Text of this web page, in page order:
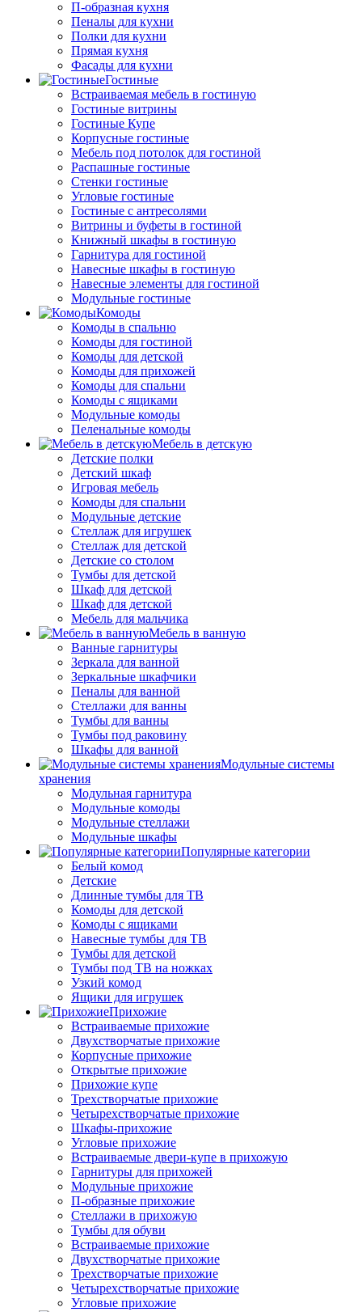
П-образная кухня
Пеналы для кухни
Полки для кухни
Прямая кухня
Фасады для кухни
Гостиные
Встраиваемая мебель в гостиную
Гостиные витрины
Гостиные Купе
Корпусные гостиные
Мебель под потолок для гостиной
Распашные гостиные
Стенки гостиные
Угловые гостиные
Гостиные с антресолями
Витрины и буфеты в гостиной
Книжный шкафы в гостиную
Гарнитура для гостиной
Навесные шкафы в гостиную
Навесные элементы для гостиной
Модульные гостиные
Комоды
Комоды в спальню
Комоды для гостиной
Комоды для детской
Комоды для прихожей
Комоды для спальни
Комоды с ящиками
Модульные комоды
Пеленальные комоды
Мебель в детскую
Детские полки
Детский шкаф
Игровая мебель
Комоды для спальни
Модульные детские
Стеллаж для игрушек
Стеллаж для детской
Детские со столом
Тумбы для детской
Шкаф для детской
Шкаф для детской
Мебель для мальчика
Мебель в ванную
Ванные гарнитуры
Зеркала для ванной
Зеркальные шкафчики
Пеналы для ванной
Стеллажи для ванны
Тумбы для ванны
Тумбы под раковину
Шкафы для ванной
Модульные системы
хранения
Модульная гарнитура
Модульные комоды
Модульные стеллажи
Модульные шкафы
Популярные категории
Белый комод
Детские
Длинные тумбы для ТВ
Комоды для детской
Комоды с ящиками
Навесные тумбы для ТВ
Тумбы для детской
Тумбы под ТВ на ножках
Узкий комод
Ящики для игрушек
Прихожие
Встраиваемые прихожие
Двухстворчатые прихожие
Корпусные прихожие
Открытые прихожие
Прихожие купе
Трехстворчатые прихожие
Четырехстворчатые прихожие
Шкафы-прихожие
Угловые прихожие
Встраиваемые двери-купе в прихожую
Гарнитуры для прихожей
Модульные прихожие
П-образные прихожие
Стеллажи в прихожую
Тумбы для обуви
Встраиваемые прихожие
Двухстворчатые прихожие
Трехстворчатые прихожие
Четырехстворчатые прихожие
Угловые прихожие